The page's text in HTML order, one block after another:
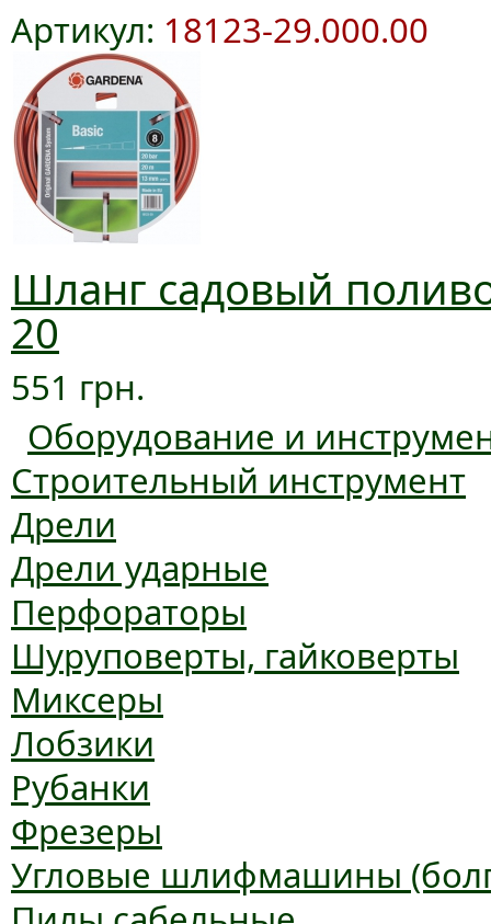
Артикул: 18123-29.000.00
Шланг садовый
20
551 грн.
Оборудование и
Строительный инструмент
Дрели
Дрели ударные
Перфораторы
Шуруповерты, гайковерты
Миксеры
Лобзики
Рубанки
Фрезеры
Угловые шлифмашины